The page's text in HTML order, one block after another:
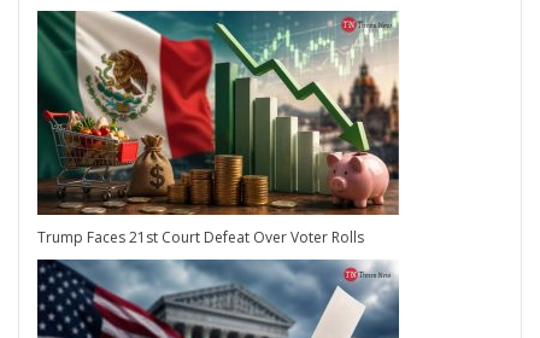
Trump Faces 21st Court Defeat Over Voter Rolls